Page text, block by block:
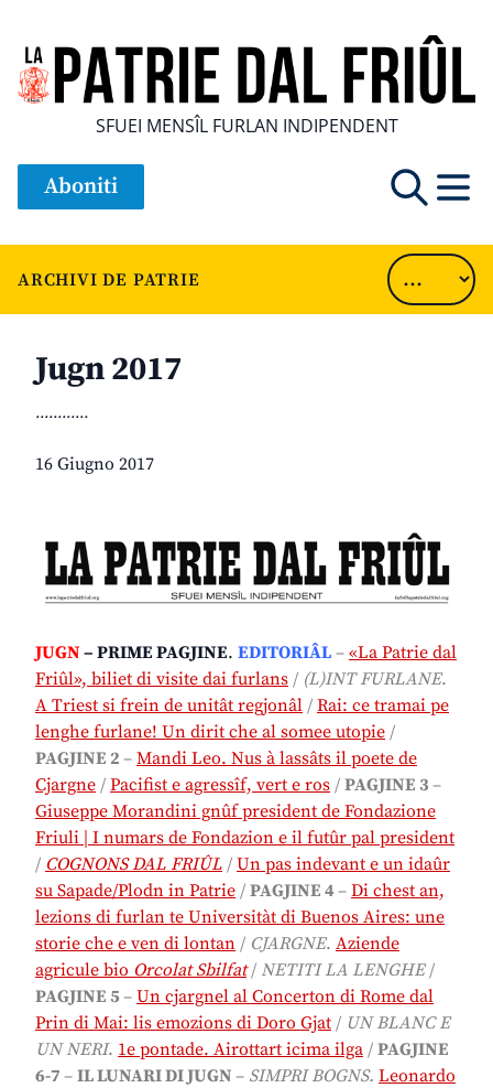
SFUEI MENSÎL FURLAN INDIPENDENT
Aboniti
ARCHIVI DE PATRIE
Jugn 2017
............
16 Giugno 2017
JUGN– PRIME PAGJINE. EDITORIÂL – «La Patrie dal
Friûl», biliet di visite dai furlans / (L)INT FURLANE.
A Triest si frein de unitât regjonâl / Rai: ce tramai pe
lenghe furlane! Un dirit che al somee utopie /
PAGJINE 2 – Mandi Leo. Nus à lassâts il poete de
Cjargne / Pacifist e agressîf, vert e ros / PAGJINE 3 –
Giuseppe Morandini gnûf president de Fondazione
Friuli | I numars de Fondazion e il futûr pal president
/ COGNONS DAL FRIÛL / Un pas indevant e un idaûr
su Sapade/Plodn in Patrie / PAGJINE 4– Di chest an,
lezions di furlan te Universitàt di Buenos Aires: une
storie che e ven di lontan / CJARGNE. Aziende
agricule bio Orcolat Sbilfat/ NETITI LA LENGHE /
PAGJINE 5 – Un cjargnel al Concerton di Rome dal
Prin di Mai: lis emozions di Doro Gjat / UN BLANC E
UN NERI. 1e pontade. Airottart icima ilga / PAGJINE
6-7 – IL LUNARI DI JUGN – SIMPRI BOGNS. Leonardo